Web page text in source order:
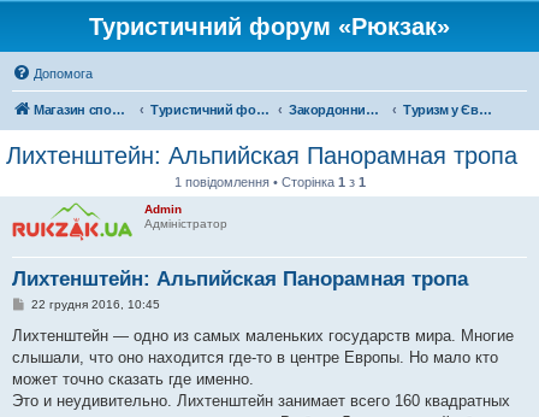
Туристичний форум «Рюкзак»
Допомога
Магазин спорядження Туристичний форум «Рюкзак» Закордонний туризм Туризм у Європі
Лихтенштейн: Альпийская Панорамная тропа
1 повідомлення • Сторінка 1 з 1
Admin
Адміністратор
Лихтенштейн: Альпийская Панорамная тропа
П
в
д
о
л
22 грудня 2016, 10:45
Лихтенштейн — одно из самых маленьких государств мира. Многие
слышали, что оно находится где-то в центре Европы. Но мало кто
может точно сказать где именно.
Это и неудивительно. Лихтенштейн занимает всего 160 квадратных